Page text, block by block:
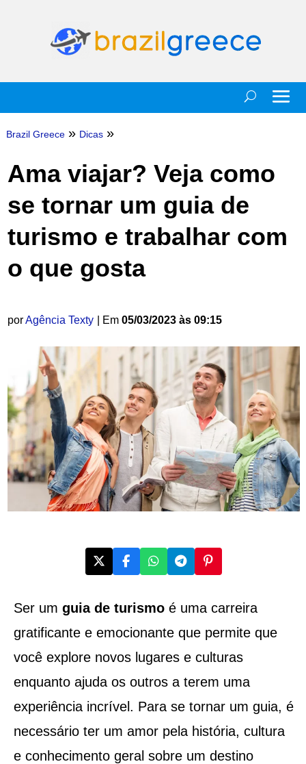
Brazil Greece » Dicas »
Ama viajar? Veja como
se tornar um guia de
turismo e trabalhar com
o que gosta
porAgência Texty | Em 05/03/2023 às 09:15
Ser um guia de turismoé uma carreira
gratificante e emocionante que permite que
você explore novos lugares e culturas
enquanto ajuda os outros a terem uma
experiência incrível. Para se tornar um guia, é
necessário ter um amor pela história, cultura
e conhecimento geral sobre um destino